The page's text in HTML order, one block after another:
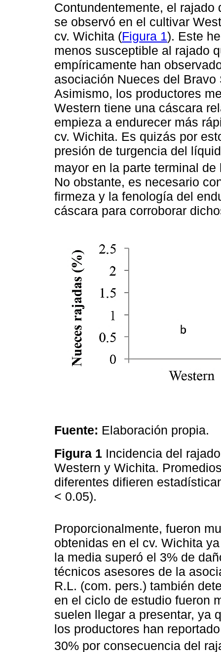
Contundentemente, el
se observó en el cultivar
cv. Wichita (Figura 1). Este
menos susceptible al rajado
empíricamente han
asociación Nueces del Bravo
Asimismo, los productores
Western tiene una cáscara
empieza a endurecer más
cv. Wichita. Es quizás por
presión de turgencia del
mayor en la parte terminal
No obstante, es necesario
firmeza y la fenología del
cáscara para corroborar
Fuente: Elaboración propia.
Figura 1 Incidencia del
Western y Wichita.
diferentes difieren
< 0.05).
Proporcionalmente, fueron
obtenidas en el cv. Wichita
la media superó el 3% de
técnicos asesores de la
R.L. (com. pers.) también
en el ciclo de estudio fueron
suelen llegar a presentar, ya
los productores han
30% por consecuencia del